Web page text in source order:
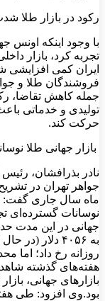
رکود در بازار طلا
تجربه کرد، بازار
ایران کمی افزایشی
فروشندگان طلا و
جمله کاهش تقاضا،
تولیدی و خدماتی
حرکت کند.
بازار جهانی طلا
نادر بذرافشان،
جواهر تهران در
ماه سال جاری گفت:
نوسانات گسترده‌ای
به ۴۰۵۶ دلار
روزانه رخ داد؛ اما
هفته‌های گذشته
بازارهای جهانی،
بود.وی افزود: طی